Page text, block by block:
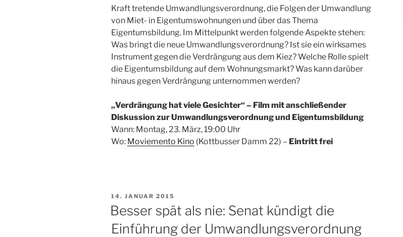
Kraft tretende Umwandlungsverordnung, die Folgen der Umwandlung
von Miet- in Eigentumswohnungen und über das Thema
Eigentumsbildung. Im Mittelpunkt werden folgende Aspekte stehen:
Was bringt die neue Umwandlungsverordnung? Ist sie ein wirksames
Instrument gegen die Verdrängung aus dem Kiez? Welche Rolle spielt
die Eigentumsbildung auf dem Wohnungsmarkt? Was kann darüber
hinaus gegen Verdrängung unternommen werden?
„Verdrängung hat viele Gesichter“ – Film mit anschließender
Diskussion zur Umwandlungsverordnung und Eigentumsbildung
Wann: Montag, 23. März, 19:00 Uhr
Wo: Moviemento Kino (Kottbusser Damm 22) – Eintritt frei
VERÖFFENTLICHT
AM
14. JANUAR 2015
Besser spät als nie: Senat kündigt die
Einführung der Umwandlungsverordnung